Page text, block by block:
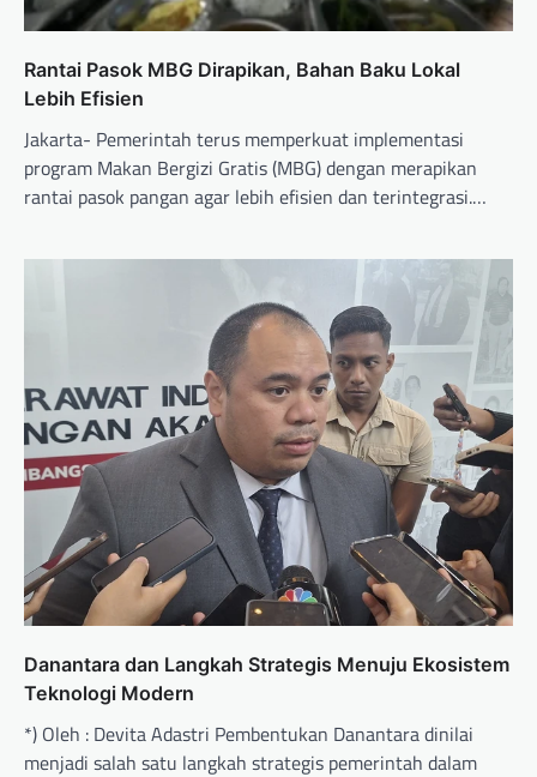
Rantai Pasok MBG Dirapikan, Bahan Baku Lokal
Lebih Efisien
Jakarta- Pemerintah terus memperkuat implementasi
program Makan Bergizi Gratis (MBG) dengan merapikan
rantai pasok pangan agar lebih efisien dan terintegrasi.…
Danantara dan Langkah Strategis Menuju Ekosistem
Teknologi Modern
*) Oleh : Devita Adastri Pembentukan Danantara dinilai
menjadi salah satu langkah strategis pemerintah dalam